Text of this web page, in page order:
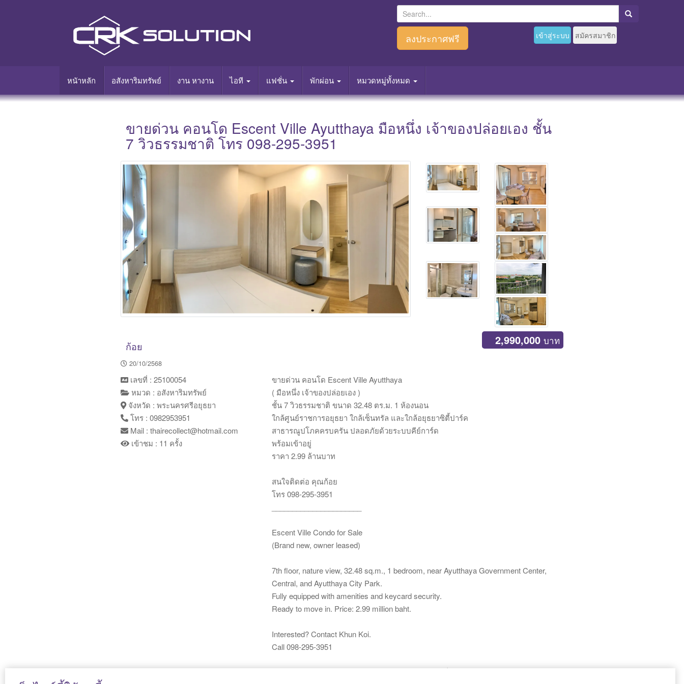
e
r
f
o
:
ลงประกาศฟรี เข้าสู่ระบบ สมัครสมาชิก
หนัาหลัก อสังหาริมทรัพย์ งาน หางาน ไอที แฟชั่น พักผ่อน หมวดหมู่ทั้งหมด
ขายด่วน คอนโด Escent Ville Ayutthaya มือหนึ่ง เจ้าของปล่อยเอง ชั้น
7 วิวธรรมชาติ โทร 098-295-3951
ก้อย
20/10/2568
2,990,000 บาท
ขายด่วน คอนโด Escent Ville Ayutthaya
( มือหนึ่ง เจ้าของปล่อยเอง )
ชั้น 7 วิวธรรมชาติ ขนาด 32.48 ตร.ม. 1 ห้องนอน
ใกล้ศูนย์ราชการอยุธยา ใกล้เซ็นทรัล และใกล้อยุธยาซิตี้ปาร์ค
สาธารณูปโภคครบครัน ปลอดภัยด้วยระบบคีย์การ์ด
พร้อมเข้าอยู่
ราคา 2.99 ล้านบาท
สนใจติดต่อ คุณก้อย
โทร 098-295-3951
Escent Ville Condo for Sale
(Brand new, owner leased)
7th floor, nature view, 32.48 sq.m., 1 bedroom, near Ayutthaya Government Center,
Central, and Ayutthaya City Park.
Fully equipped with amenities and keycard security.
Ready to move in. Price: 2.99 million baht.
Interested? Contact Khun Koi.
Call 098-295-3951
ขายคอนโด Escent Ville Ayutthaya, ขายคอนโด เอสเซ็นท์ วิลล์ อยุธยา, ขายคอนโด
เลขที่ : 25100054
หมวด : อสังหาริมทรัพย์
จังหวัด : พระนครศรีอยุธยา
โทร : 0982953951
Mail : thairecollect@hotmail.com
เข้าชม : 11 ครั้ง